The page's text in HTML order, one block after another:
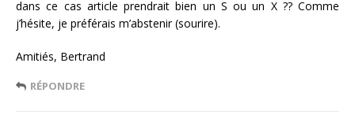
dans ce cas article prendrait bien un S ou un X ?? Comme
j’hésite, je préférais m’abstenir (sourire).
Amitiés, Bertrand
RÉPONDRE